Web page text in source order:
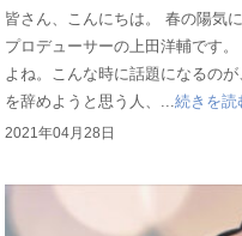
皆さん、こんにちは。 春の陽気
プロデューサーの上田洋輔です
よね。こんな時に話題になるの
を辞めようと思う人、...続きを読
2021年04月28日